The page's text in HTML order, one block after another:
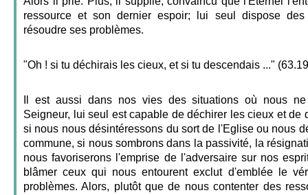
ressource et son dernier espoir; lui seul dispose
résoudre ses problèmes.
"Oh ! si tu déchirais les cieux, et si tu descendais ..."
Il est aussi dans nos vies des situations où nous
Seigneur, lui seul est capable de déchirer les cieux et de
si nous nous désintéressons du sort de l'Eglise ou nous
commune, si nous sombrons dans la passivité, la
nous favoriserons l'emprise de l'adversaire sur nos
blâmer ceux qui nous entourent exclut d'emblée le
problèmes. Alors, plutôt que de nous contenter des